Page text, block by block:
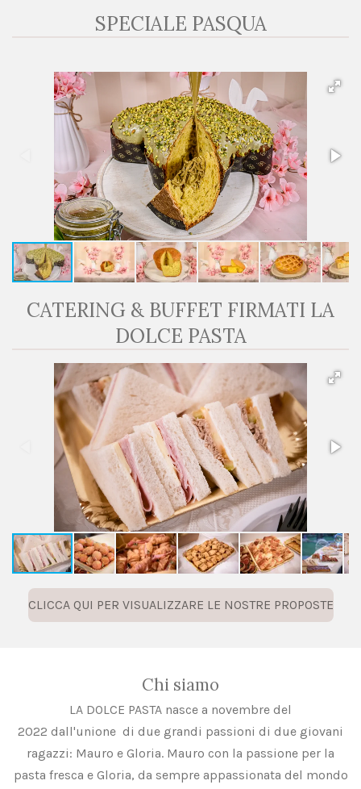
SPECIALE PASQUA
CATERING & BUFFET FIRMATI LA
DOLCE PASTA
CLICCA QUI PER VISUALIZZARE LE NOSTRE PROPOSTE
Chi siamo
LA DOLCE PASTA nasce a novembre del
2022 dall'unione di due grandi passioni di due giovani
ragazzi: Mauro e Gloria. Mauro con la passione per la
pasta fresca e Gloria, da sempre appassionata del mondo